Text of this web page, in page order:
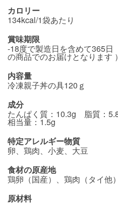
カロリー
134kcal/1袋あたり
賞味期限
-18度で製造日を含めて365日
の商品でのお届けとなります
内容量
冷凍親子丼の具120ｇ
成分
たんぱく質：10.3g 脂質：
相当量：1.5g
特定アレルギー物質
卵、鶏肉、小麦、大豆
食材の原産地
鶏卵（国産）、鶏肉（タイ他
原材料